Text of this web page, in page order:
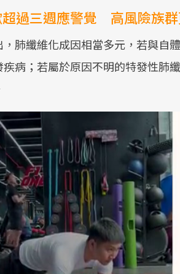
過三週應警覺 高風險族
，肺纖維化成因相當多元，若與自
病；若屬於原因不明的特發性肺